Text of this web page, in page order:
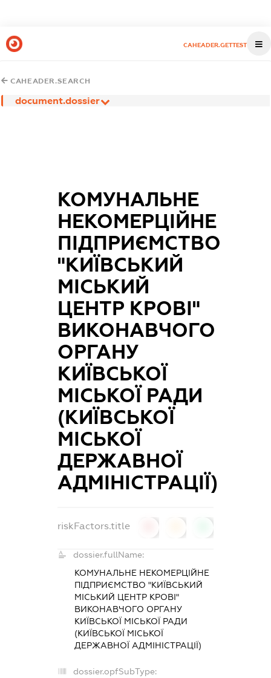
CAHEADER.GETTEST
CAHEADER.SEARCH
document.dossier
КОМУНАЛЬНЕ
НЕКОМЕРЦІЙНЕ
ПІДПРИЄМСТВО
"КИЇВСЬКИЙ
МІСЬКИЙ
ЦЕНТР КРОВІ"
ВИКОНАВЧОГО
ОРГАНУ
КИЇВСЬКОЇ
МІСЬКОЇ РАДИ
(КИЇВСЬКОЇ
МІСЬКОЇ
ДЕРЖАВНОЇ
АДМІНІСТРАЦІЇ)
riskFactors.title
dossier.fullName:
КОМУНАЛЬНЕ НЕКОМЕРЦІЙНЕ
ПІДПРИЄМСТВО "КИЇВСЬКИЙ
МІСЬКИЙ ЦЕНТР КРОВІ"
ВИКОНАВЧОГО ОРГАНУ
КИЇВСЬКОЇ МІСЬКОЇ РАДИ
(КИЇВСЬКОЇ МІСЬКОЇ
ДЕРЖАВНОЇ АДМІНІСТРАЦІЇ)
dossier.opfSubType: